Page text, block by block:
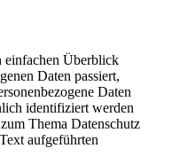
einfachen Überblick
Daten passiert,
Daten
identifiziert werden
Thema Datenschutz
aufgeführten